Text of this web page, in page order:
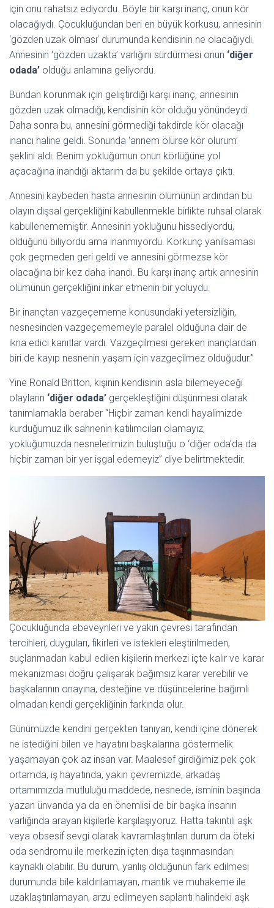
için onu rahatsız ediyordu. Böyle bir karşı inanç, onun kör
olacağıydı. Çocukluğundan beri en büyük korkusu, annesinin
‘gözden uzak olması’ durumunda kendisinin ne olacağıydı.
Annesinin ‘gözden uzakta’ varlığını sürdürmesi onun ‘diğer
odada’ olduğu anlamına geliyordu.
Bundan korunmak için geliştirdiği karşı inanç, annesinin
gözden uzak olmadığı, kendisinin kör olduğu yönündeydi.
Daha sonra bu, annesini görmediği takdirde kör olacağı
inancı haline geldi. Sonunda ‘annem ölürse kör olurum’
şeklini aldı. Benim yokluğumun onun körlüğüne yol
açacağına inandığı aktarım da bu şekilde ortaya çıktı.
Annesini kaybeden hasta annesinin ölümünün ardından bu
olayın dışsal gerçekliğini kabullenmekle birlikte ruhsal olarak
kabullenememiştir. Annesinin yokluğunu hissediyordu,
öldüğünü biliyordu ama inanmıyordu. Korkunç yanılsaması
çok geçmeden geri geldi ve annesini görmezse kör
olacağına bir kez daha inandı. Bu karşı inanç artık annesinin
ölümünün gerçekliğini inkar etmenin bir yoluydu.
Bir inançtan vazgeçememe konusundaki yetersizliğin,
nesnesinden vazgeçememeyle paralel olduğuna dair de
ikna edici kanıtlar vardı. Vazgeçilmesi gereken inançlardan
biri de kayıp nesnenin yaşam için vazgeçilmez olduğudur.”
Yine Ronald Britton, kişinin kendisinin asla bilemeyeceği
olayların ‘diğer odada’ gerçekleştiğini düşünmesi olarak
tanımlamakla beraber “Hiçbir zaman kendi hayalimizde
kurduğumuz ilk sahnenin katılımcıları olamayız;
yokluğumuzda nesnelerimizin buluştuğu o ‘diğer oda’da da
hiçbir zaman bir yer işgal edemeyiz” diye belirtmektedir.
Çocukluğunda ebeveynleri ve yakın çevresi tarafından
tercihleri, duyguları, fikirleri ve istekleri eleştirilmeden,
suçlanmadan kabul edilen kişilerin merkezi içte kalır ve karar
mekanizması doğru çalışarak bağımsız karar verebilir ve
başkalarının onayına, desteğine ve düşüncelerine bağımlı
olmadan kendi gerçekliğinin farkında olur.
Günümüzde kendini gerçekten tanıyan, kendi içine dönerek
ne istediğini bilen ve hayatını başkalarına göstermelik
yaşamayan çok az insan var. Maalesef girdiğimiz pek çok
ortamda, iş hayatında, yakın çevremizde, arkadaş
ortamımızda mutluluğu maddede, nesnede, isminin başında
yazan ünvanda ya da en önemlisi de bir başka insanın
varlığında arayan kişilerle karşılaşıyoruz. Hatta takıntılı aşk
veya obsesif sevgi olarak kavramlaştırılan durum da öteki
oda sendromu ile merkezin içten dışa taşınmasından
kaynaklı olabilir. Bu durum, yanlış olduğunun fark edilmesi
durumunda bile kaldırılamayan, mantık ve muhakeme ile
uzaklaştırılamayan, arzu edilmeyen saplantı halindeki aşk